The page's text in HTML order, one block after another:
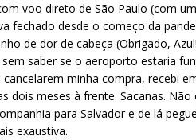
voo direto de São Paulo (com
fechado desde o começo da
de dor de cabeça (Obrigado,
saber se o aeroporto estaria
minha compra, recebi
dois meses à frente. Sacanas.
para Salvador e de lá
exaustiva.